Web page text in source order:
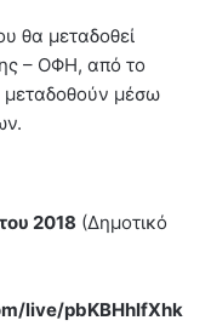
θα μεταδοθεί
– ΟΦΗ, από το
μεταδοθούν μέσω
2018 (Δημοτικό
live/pbKBHhlfXhk